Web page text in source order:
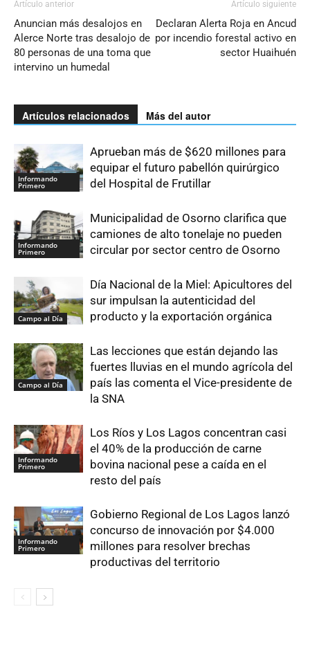
Artículo anterior
Anuncian más desalojos en
Alerce Norte tras desalojo de
80 personas de una toma que
intervino un humedal
Artículo siguiente
Declaran Alerta Roja en Ancud
por incendio forestal activo en
sector Huaihuén
Artículos relacionados Más del autor
Informando
Primero
Aprueban más de $620 millones para
equipar el futuro pabellón quirúrgico
del Hospital de Frutillar
Informando
Primero
Municipalidad de Osorno clarifica que
camiones de alto tonelaje no pueden
circular por sector centro de Osorno
Campo al Día
Día Nacional de la Miel: Apicultores del
sur impulsan la autenticidad del
producto y la exportación orgánica
Campo al Día
Las lecciones que están dejando las
fuertes lluvias en el mundo agrícola del
país las comenta el Vice-presidente de
la SNA
Informando
Primero
Los Ríos y Los Lagos concentran casi
el 40% de la producción de carne
bovina nacional pese a caída en el
resto del país
Informando
Primero
Gobierno Regional de Los Lagos lanzó
concurso de innovación por $4.000
millones para resolver brechas
productivas del territorio